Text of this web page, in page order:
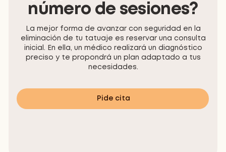
número de sesiones?
La mejor forma de avanzar con seguridad en la
eliminación de tu tatuaje es reservar una consulta
inicial. En ella, un médico realizará un diagnóstico
preciso y te propondrá un plan adaptado a tus
necesidades.
Pide cita